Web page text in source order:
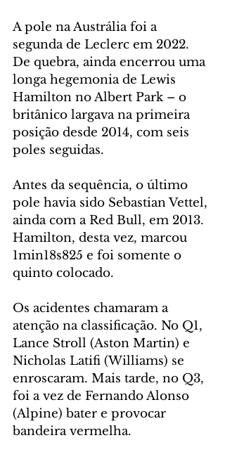
A pole na Austrália foi a
segunda de Leclerc em 2022.
De quebra, ainda encerrou uma
longa hegemonia de Lewis
Hamilton no Albert Park – o
britânico largava na primeira
posição desde 2014, com seis
poles seguidas.
Antes da sequência, o último
pole havia sido Sebastian Vettel,
ainda com a Red Bull, em 2013.
Hamilton, desta vez, marcou
1min18s825 e foi somente o
quinto colocado.
Os acidentes chamaram a
atenção na classificação. No Q1,
Lance Stroll (Aston Martin) e
Nicholas Latifi (Williams) se
enroscaram. Mais tarde, no Q3,
foi a vez de Fernando Alonso
(Alpine) bater e provocar
bandeira vermelha.